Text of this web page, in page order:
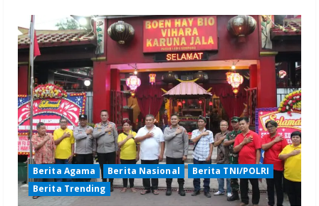
Berita Agama Berita Nasional
Berita TNI/POLRI
Berita Trending